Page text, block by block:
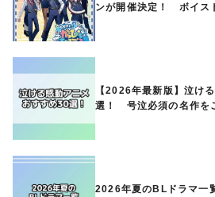
ンが開催決定！ ボイス
【2026年最新版】泣け
選！ 号泣必須の名作
2026年夏のBLドラマ一